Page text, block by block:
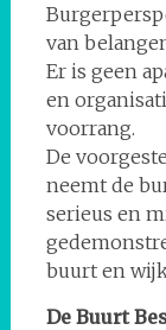
van
Er is geen
en
voorrang.
De
neemt de
serieus en
buurt en
De Buurt